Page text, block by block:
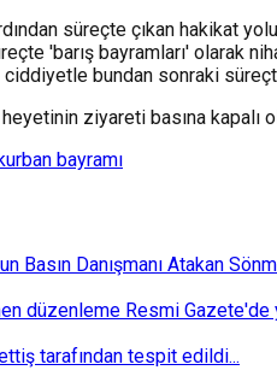
süreçte çıkan hakikat
'barış bayramları'
bundan sonraki
ziyareti basına kapalı
bayramı
Basın Danışmanı Atakan
düzenleme Resmi Gazete'de
tarafından tespit edildi...